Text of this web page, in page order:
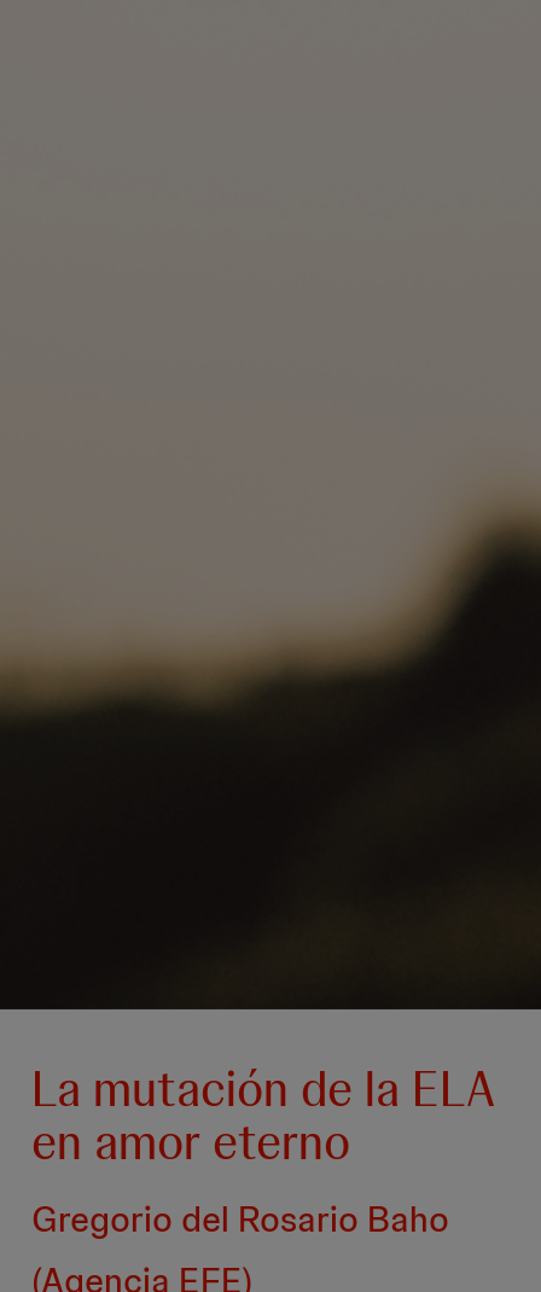
La mutación de la ELA
en amor eterno
Gregorio del Rosario Baho
(Agencia EFE)